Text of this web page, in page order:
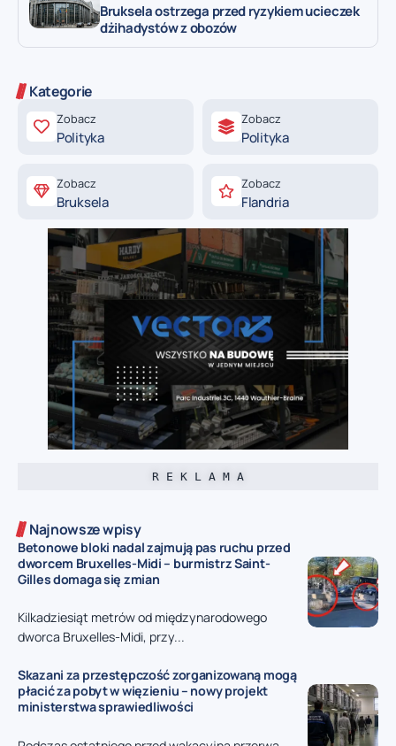
Bruksela ostrzega przed ryzykiem ucieczek
dżihadystów z obozów
Kategorie
Zobacz
Polityka
Zobacz
Polityka
Zobacz
Bruksela
Zobacz
Flandria
R E K L A M A
Najnowsze wpisy
Betonowe bloki nadal zajmują pas ruchu przed
dworcem Bruxelles-Midi – burmistrz Saint-
Gilles domaga się zmian
Kilkadziesiąt metrów od międzynarodowego
dworca Bruxelles-Midi, przy...
Skazani za przestępczość zorganizowaną mogą
płacić za pobyt w więzieniu – nowy projekt
ministerstwa sprawiedliwości